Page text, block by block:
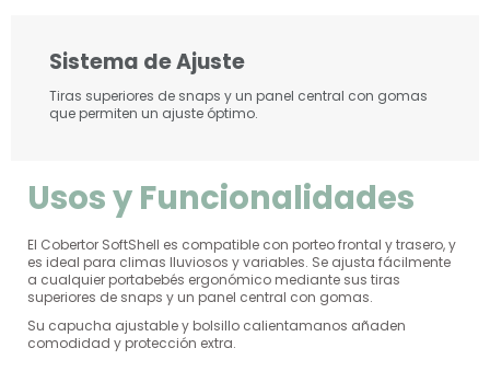
Sistema de Ajuste
Tiras superiores de snaps y un panel central con gomas
que permiten un ajuste óptimo.
Usos y Funcionalidades
El Cobertor SoftShell es compatible con porteo frontal y trasero, y
es ideal para climas lluviosos y variables. Se ajusta fácilmente
a cualquier portabebés ergonómico mediante sus tiras
superiores de snaps y un panel central con gomas.
Su capucha ajustable y bolsillo calientamanos añaden
comodidad y protección extra.